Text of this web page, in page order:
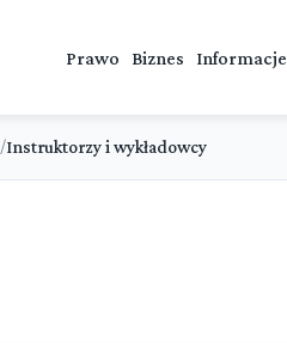
Prawo Biznes Informacje
/Instruktorzy i wykładowcy